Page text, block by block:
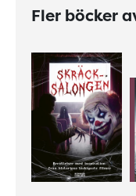
Fler böcker